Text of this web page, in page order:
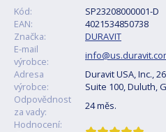
Kód:
SP23208000001-D
EAN:
4021534850738
Značka:
DURAVIT
E-mail
výrobce:
Adresa
výrobce:
Duravit USA, Inc.,
Suite 100, Duluth,
Odpovědnost
za vady:
24 měs.
Hodnocení: